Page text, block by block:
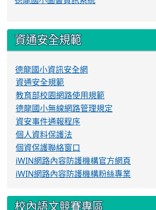
資通安全規範
德龍國小資訊安全網
資通安全規範
教育部校園網路使用規範
德龍國小無線網路管理規定
資安事件通報程序
個人資料保護法
個資保護聯絡窗口
iWIN網路內容防護機構官方網頁
iWIN網路內容防護機構粉絲專業
校內語文競賽專區